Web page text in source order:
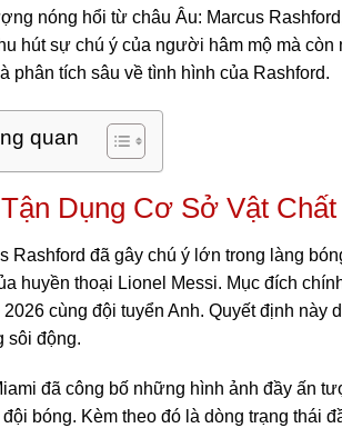
nóng hổi từ châu Âu: Marcus
hút sự chú ý của người hâm mộ mà
phân tích sâu về tình hình của Rashford.
quan
Dụng Cơ Sở Vật
Rashford đã gây chú ý lớn trong làng
huyền thoại Lionel Messi. Mục đích
cùng đội tuyển Anh. Quyết định
sôi động.
đã công bố những hình ảnh đầy ấn
bóng. Kèm theo đó là dòng trạng thái